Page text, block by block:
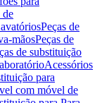
de
Peças de
mãosPeças de
de substituição
Acessórios
para
com móvel de